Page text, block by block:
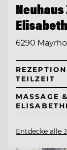
6290
TEILZEIT
MASSAGE
Entdecke alle